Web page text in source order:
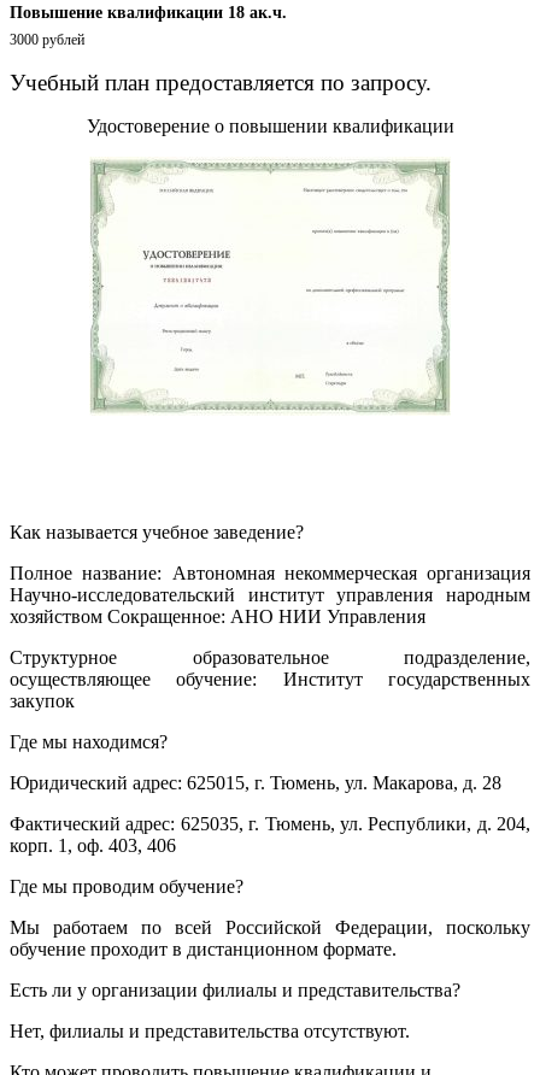
Повышение квалификации 18 ак.ч.
3000 рублей
Учебный план предоставляется по запросу.
Удостоверение о повышении квалификации
Как называется учебное заведение?
Полное название: Автономная некоммерческая организация
Научно-исследовательский институт управления народным
хозяйством Сокращенное: АНО НИИ Управления
Структурное образовательное подразделение,
осуществляющее обучение: Институт государственных
закупок
Где мы находимся?
Юридический адрес: 625015, г. Тюмень, ул. Макарова, д. 28
Фактический адрес: 625035, г. Тюмень, ул. Республики, д. 204,
корп. 1, оф. 403, 406
Где мы проводим обучение?
Мы работаем по всей Российской Федерации, поскольку
обучение проходит в дистанционном формате.
Есть ли у организации филиалы и представительства?
Нет, филиалы и представительства отсутствуют.